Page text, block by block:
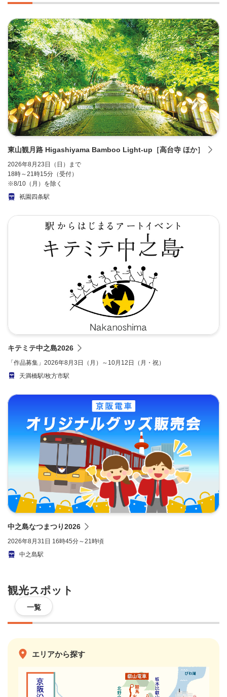
東山観月路 Higashiyama Bamboo Light-up［高台寺 ほか］
2026年8月23日（日）まで
18時～21時15分（受付）
※8/10（月）を除く
衹園四条駅
キテミテ中之島2026
「作品募集」2026年8月3日（月）～10月12日（月・祝）
天満橋駅/枚方市駅
中之島なつまつり2026
2026年8月31日 16時45分～21時頃
中之島駅
観光スポット
一覧
エリアから探す